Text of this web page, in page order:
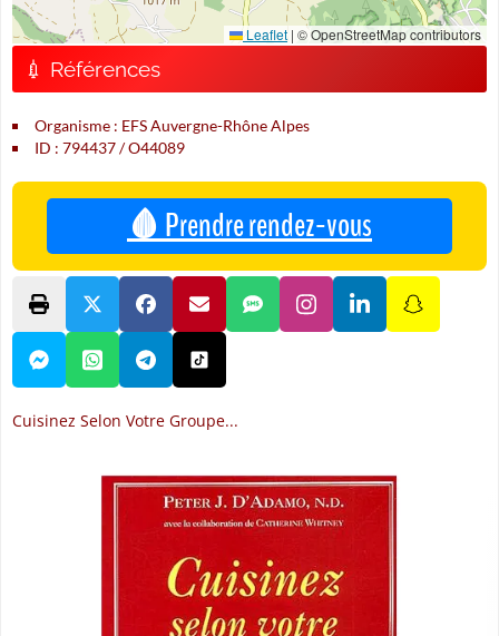
Leaflet | © OpenStreetMap contributors
💉 Références
Organisme : EFS Auvergne-Rhône Alpes
ID : 794437 / O44089
🩸 Prendre rendez-vous
Cuisinez Selon Votre Groupe...